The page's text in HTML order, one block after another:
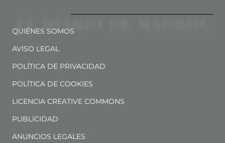
QUIÉNES SOMOS
AVISO LEGAL
POLÍTICA DE PRIVACIDAD
POLÍTICA DE COOKIES
LICENCIA CREATIVE COMMONS
PUBLICIDAD
ANUNCIOS LEGALES